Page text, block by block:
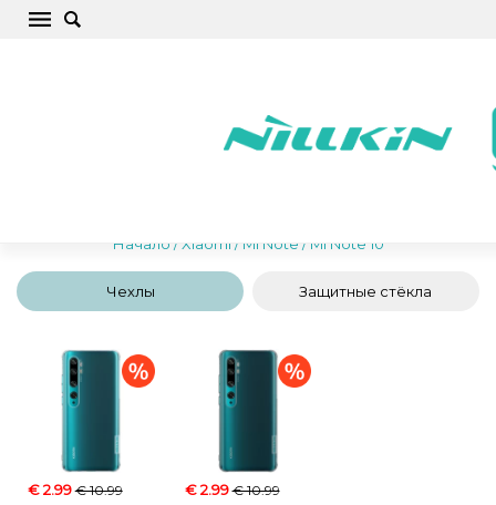
Начало / Xiaomi / Mi Note / Mi Note 10
Чехлы Защитные стёкла
€ 2.99€ 10.99 € 2.99€ 10.99